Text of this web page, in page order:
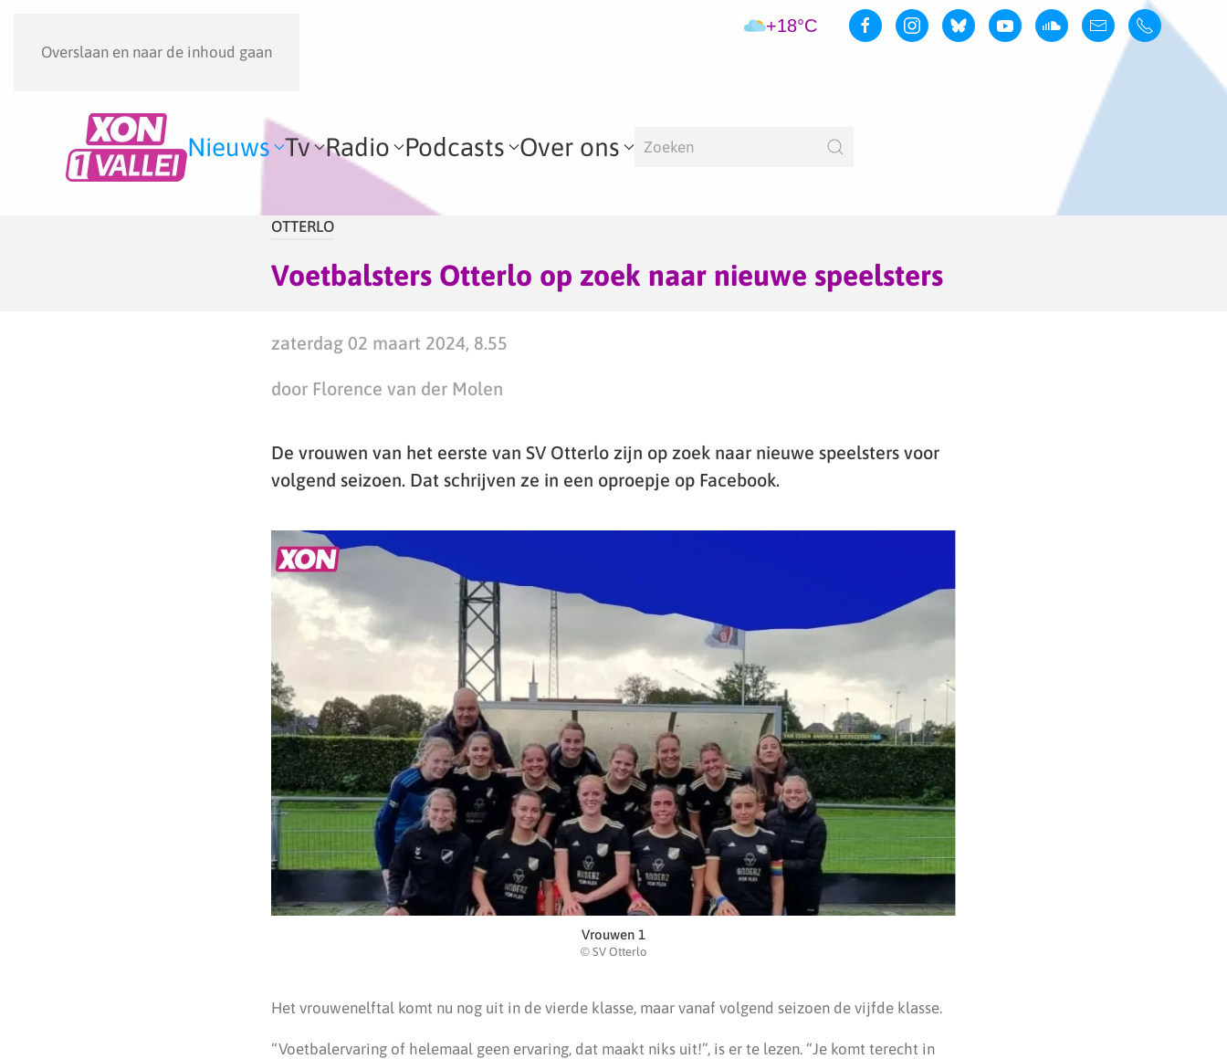
Overslaan en naar de inhoud gaan
+18°C
Nieuws Tv Radio Podcasts Over ons
OTTERLO
Voetbalsters Otterlo op zoek naar nieuwe speelsters
zaterdag 02 maart 2024, 8.55
door Florence van der Molen
De vrouwen van het eerste van SV Otterlo zijn op zoek naar nieuwe speelsters voor
volgend seizoen. Dat schrijven ze in een oproepje op Facebook.
Vrouwen 1
© SV Otterlo
Het vrouwenelftal komt nu nog uit in de vierde klasse, maar vanaf volgend seizoen de vijfde klasse.
“Voetbalervaring of helemaal geen ervaring, dat maakt niks uit!”, is er te lezen. “Je komt terecht in